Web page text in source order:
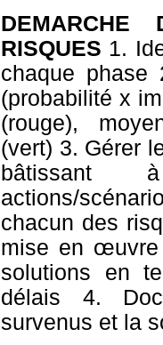
DEMARCHE
RISQUES 1.
chaque phase
(probabilité x
(rouge),
(vert) 3. Gérer
bâtissant
actions/
chacun des
mise en œuvre
solutions en
délais 4.
survenus et la